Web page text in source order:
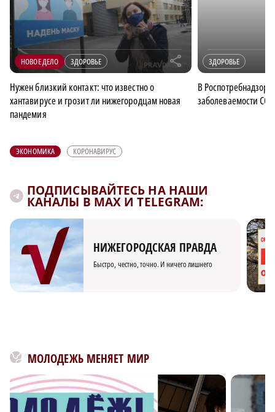
НОВОЕ ДЕЛО ЗДОРОВЬЕ r
Нужен близкий контакт: что известно о
хантавирусе и грозит ли нижегородцам новая
пандемия
ЗДОРОВЬЕ
В
заболеваемости
ЭКОНОМИКА КОРОНАВИРУС
ПОДПИСЫВАЙТЕСЬ НА НАШИ
КАНАЛЫ В MAX И TELEGRAM:
НИЖЕГОРОДСКАЯ ПРАВДА
Быстро, честно, точно. И ничего лишнего
МОЛОДЕЖЬ МЕНЯЕТ МИР